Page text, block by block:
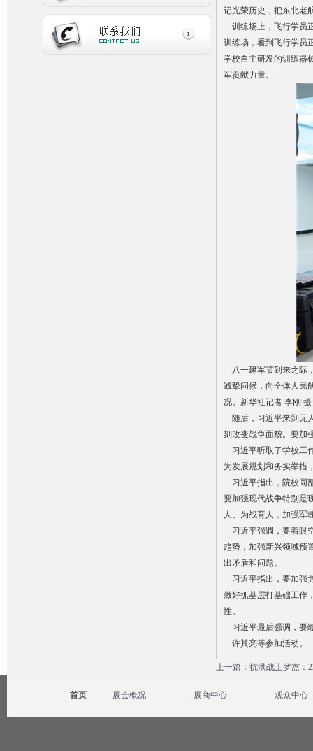
记光荣历史，把东北老
训练场上，飞行学员
训练场，看到飞行学员
学校自主研发的训练器
军贡献力量。
八一建军节到来之际
诚挚问候，向全体人民
况。新华社记者 李刚 摄
随后，习近平来到无
刻改变战争面貌。要加
习近平听取了学校工
为发展规划和务实举措
习近平指出，院校同
要加强现代战争特别是
人、为战育人，加强军
习近平强调，要着眼
趋势，加强新兴领域预
出矛盾和问题。
习近平指出，要加强
做好抓基层打基础工作
性。
习近平最后强调，要
许其亮等参加活动。
上一篇：抗洪战士罗杰：
首页 展会概况 展商中心 观众中心